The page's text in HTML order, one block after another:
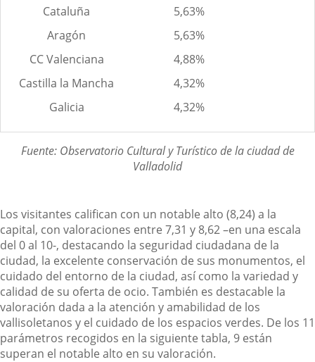
Cataluña
5,63%
Aragón
5,63%
CC Valenciana
4,88%
Castilla la Mancha
4,32%
Galicia
4,32%
Fuente: Observatorio Cultural y Turístico de la ciudad de
Valladolid
Los visitantes califican con un notable alto (8,24) a la
capital, con valoraciones entre 7,31 y 8,62 –en una escala
del 0 al 10-, destacando la seguridad ciudadana de la
ciudad, la excelente conservación de sus monumentos, el
cuidado del entorno de la ciudad, así como la variedad y
calidad de su oferta de ocio. También es destacable la
valoración dada a la atención y amabilidad de los
vallisoletanos y el cuidado de los espacios verdes. De los 11
parámetros recogidos en la siguiente tabla, 9 están
superan el notable alto en su valoración.